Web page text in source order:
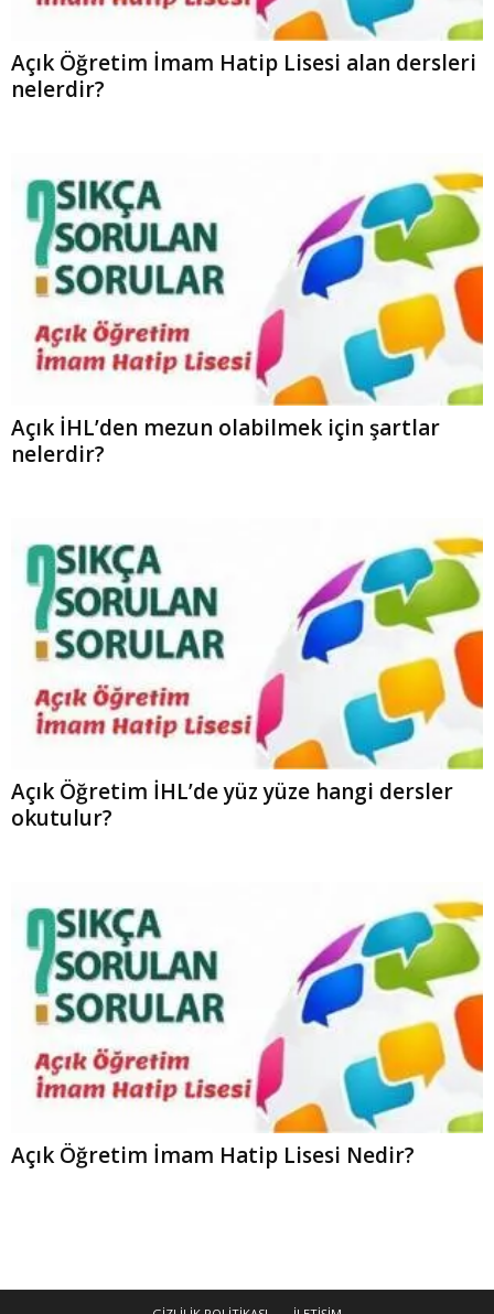
Açık Öğretim İmam Hatip Lisesi alan dersleri
nelerdir?
Açık İHL’den mezun olabilmek için şartlar
nelerdir?
Açık Öğretim İHL’de yüz yüze hangi dersler
okutulur?
Açık Öğretim İmam Hatip Lisesi Nedir?